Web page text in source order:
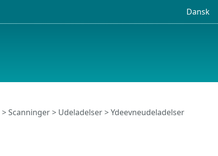
Dansk
>Scanninger> Udeladelser>Ydeevneudeladelser